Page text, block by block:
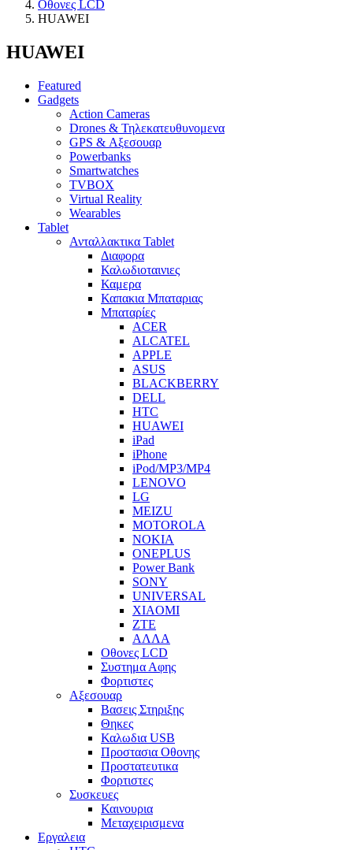
Οθονες LCD
HUAWEI
HUAWEI
Featured
Gadgets
Action Cameras
Drones & Τηλεκατευθυνομενα
GPS & Αξεσουαρ
Powerbanks
Smartwatches
TVBOX
Virtual Reality
Wearables
Tablet
Ανταλλακτικα Tablet
Διαφορα
Καλωδιοταινιες
Καμερα
Καπακια Μπαταριας
Μπαταρίες
ACER
ALCATEL
APPLE
ASUS
BLACKBERRY
DELL
HTC
HUAWEI
iPad
iPhone
iPod/MP3/MP4
LENOVO
LG
MEIZU
MOTOROLA
NOKIA
ONEPLUS
Power Bank
SONY
UNIVERSAL
XIAOMI
ZTE
ΑΛΛΑ
Οθονες LCD
Συστημα Αφης
Φορτιστες
Αξεσουαρ
Βασεις Στηριξης
Θηκες
Καλωδια USB
Προστασια Οθονης
Προστατευτικα
Φορτιστες
Συσκευες
Καινουρια
Μεταχειρισμενα
Εργαλεια